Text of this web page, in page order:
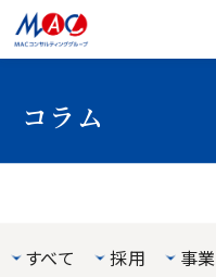
コラム
すべて 採用 事